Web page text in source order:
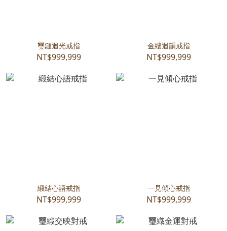
璽鏈迴光戒指
NT$999,999
金縷迴韻戒指
NT$999,999
緞結心語戒指
NT$999,999
一見傾心戒指
NT$999,999